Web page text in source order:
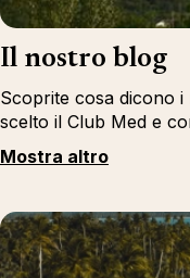
Il nostro blog
Scoprite cosa dicono
scelto il Club Med e
Mostra altro